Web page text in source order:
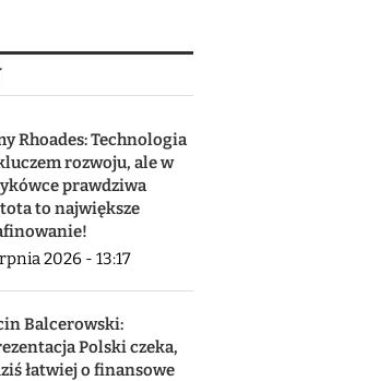
Rhoades: Technologia
rozwoju, ale w
prawdziwa
to największe
2026 - 13:17
Balcerowski:
Polski czeka,
łatwiej o finansowe